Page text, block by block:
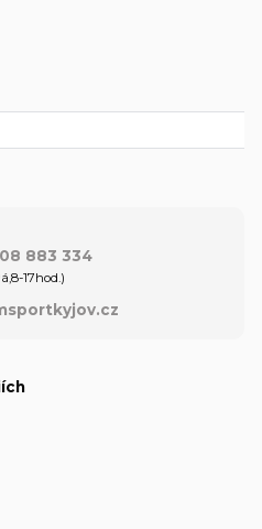
883 334
17hod.)